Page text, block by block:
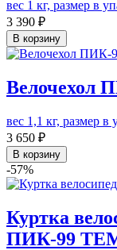
вес 1 кг, размер в
3 390 ₽
В корзину
Велочехол
вес 1,1 кг, размер в
3 650 ₽
В корзину
-57%
Куртка
ПИК-99